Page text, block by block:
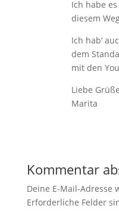
Ich habe
diesem
Ich hab‘
dem
mit den
Liebe
Marita
Kommentar
Deine E-Mail-
Erforderliche Felder